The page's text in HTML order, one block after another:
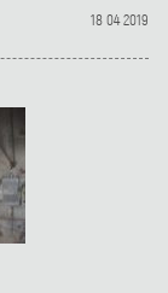
18 04 2019